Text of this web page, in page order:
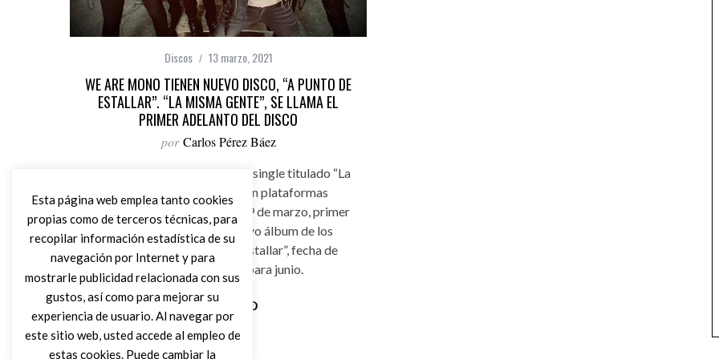
Discos 13 marzo, 2021
WE ARE MONO TIENEN NUEVO DISCO, “A PUNTO DE
ESTALLAR”. “LA MISMA GENTE”, SE LLAMA EL
PRIMER ADELANTO DEL DISCO
por Carlos Pérez Báez
We Are Mono presenta nuevo single titulado “La
misma gente”, que estará en plataformas
digitales a partir del viernes 19 de marzo, primer
single perteneciente al nuevo álbum de los
barceloneses “A Punto de Estallar”, fecha de
publicación prevista para junio.
Leer Más
Esta página web emplea tanto cookies
propias como de terceros técnicas, para
recopilar información estadística de su
navegación por Internet y para
mostrarle publicidad relacionada con sus
gustos, así como para mejorar su
experiencia de usuario. Al navegar por
este sitio web, usted accede al empleo de
estas cookies. Puede cambiar la